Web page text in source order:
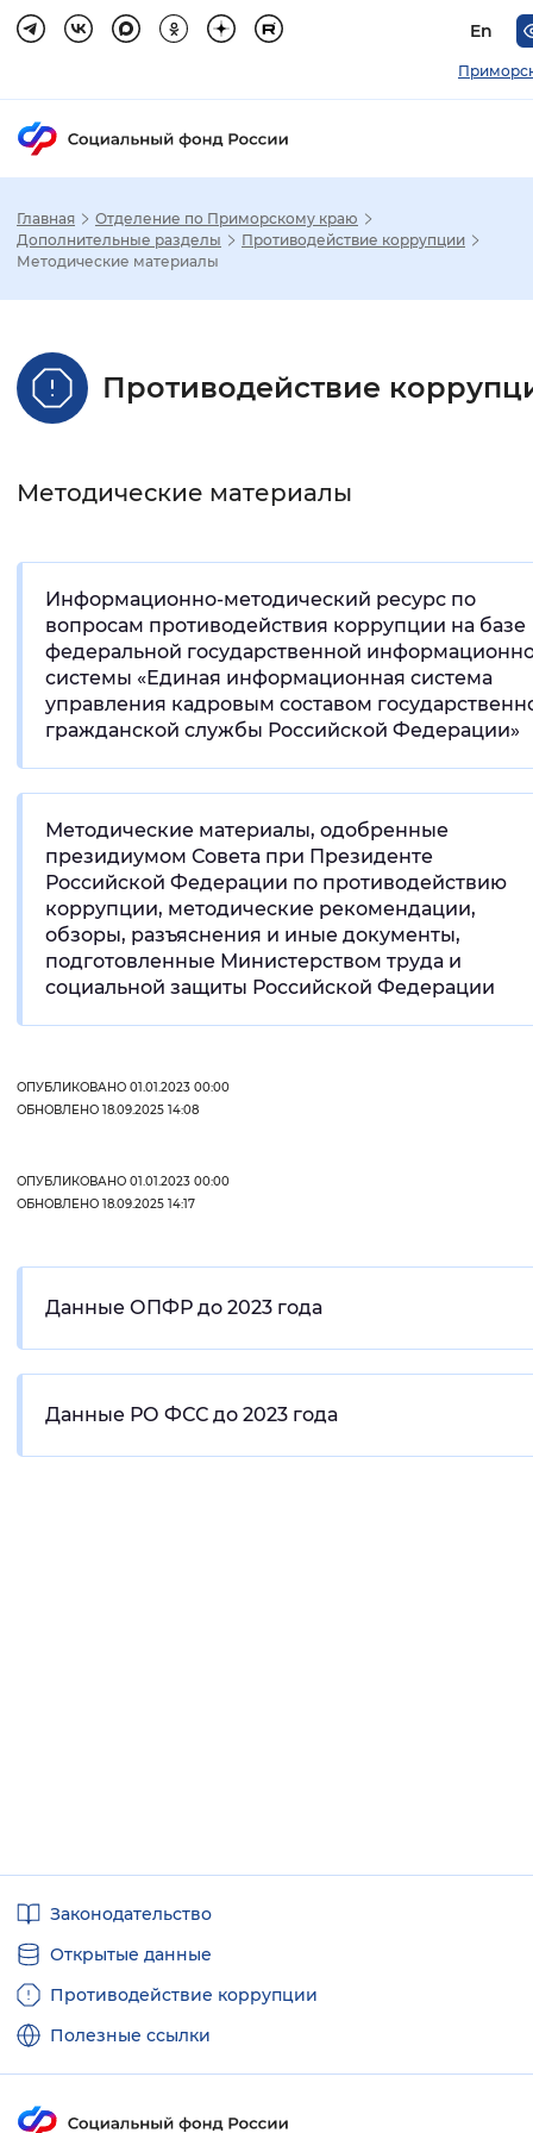
En
Настройка режима отображения
Стандартный Увеличенный
Нормальный Увеличенный
Цвет сайта
Монохромный Инверсивный
Изображения
Включены Выключены
Звуковой ассистент
Воспроизвести
Вернуть стандартные настройки
Главная
Отделение по Приморскому краю
Дополнительные разделы
Противодействие коррупции
Методические материалы
Противодействие
Методические материалы
Информационно-методический ресурс по
вопросам противодействия коррупции на базе
федеральной государственной
системы «Единая информационная система
управления кадровым составом
гражданской службы Российской Федерации»
Методические материалы, одобренные
президиумом Совета при Президенте
Российской Федерации по противодействию
коррупции, методические рекомендации,
обзоры, разъяснения и иные документы,
подготовленные Министерством труда и
социальной защиты Российской Федерации
ОПУБЛИКОВАНО 01.01.2023 00:00
ОБНОВЛЕНО 18.09.2025 14:08
ОПУБЛИКОВАНО 01.01.2023 00:00
ОБНОВЛЕНО 18.09.2025 14:17
Данные ОПФР до 2023 года
Данные РО ФСС до 2023 года
ссылкиЗаконодательство
Открытые данные
Противодействие коррупции
Полезные ссылки